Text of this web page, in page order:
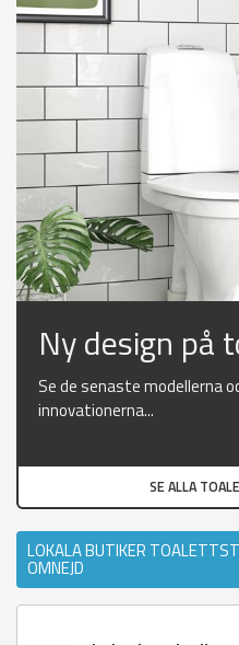
Ny design på
Se de senaste modellerna
innovationerna...
SE ALLA
LOKALA BUTIKER
OMNEJD